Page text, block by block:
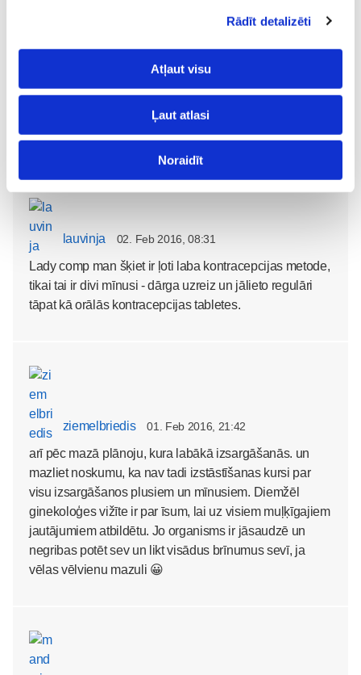
Rādīt detalizēti
Atļaut visu
Ļaut atlasi
Noraidīt
lauvinja 02. Feb 2016, 08:34
Te ir diezgan labs izklāsts par kontracepcijas metodēm
http://www.atceries.lv/lv/kontracepcija/metodai
lauvinja 02. Feb 2016, 08:31
Lady comp man šķiet ir ļoti laba kontracepcijas metode,
tikai tai ir divi mīnusi - dārga uzreiz un jālieto regulāri
tāpat kā orālās kontracepcijas tabletes.
ziemelbriedis 01. Feb 2016, 21:42
arī pēc mazā plānoju, kura labākā izsargāšanās. un
mazliet noskumu, ka nav tadi izstāstīšanas kursi par
visu izsargāšanos plusiem un mīnusiem. Diemžēl
ginekoloģes vižīte ir par īsum, lai uz visiem muļķīgajiem
jautājumiem atbildētu. Jo organisms ir jāsaudzē un
negribas potēt sev un likt visādus brīnumus sevī, ja
vēlas vēlvienu mazuli 😀